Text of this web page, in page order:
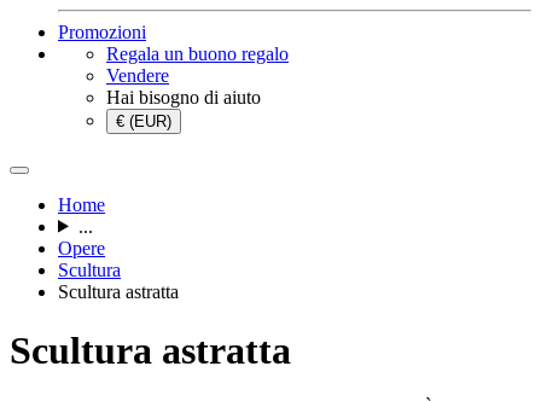
Promozioni
Regala un buono regalo
Vendere
Hai bisogno di aiuto
€ (EUR)
Home
...
Opere
Scultura
Scultura astratta
Scultura astratta